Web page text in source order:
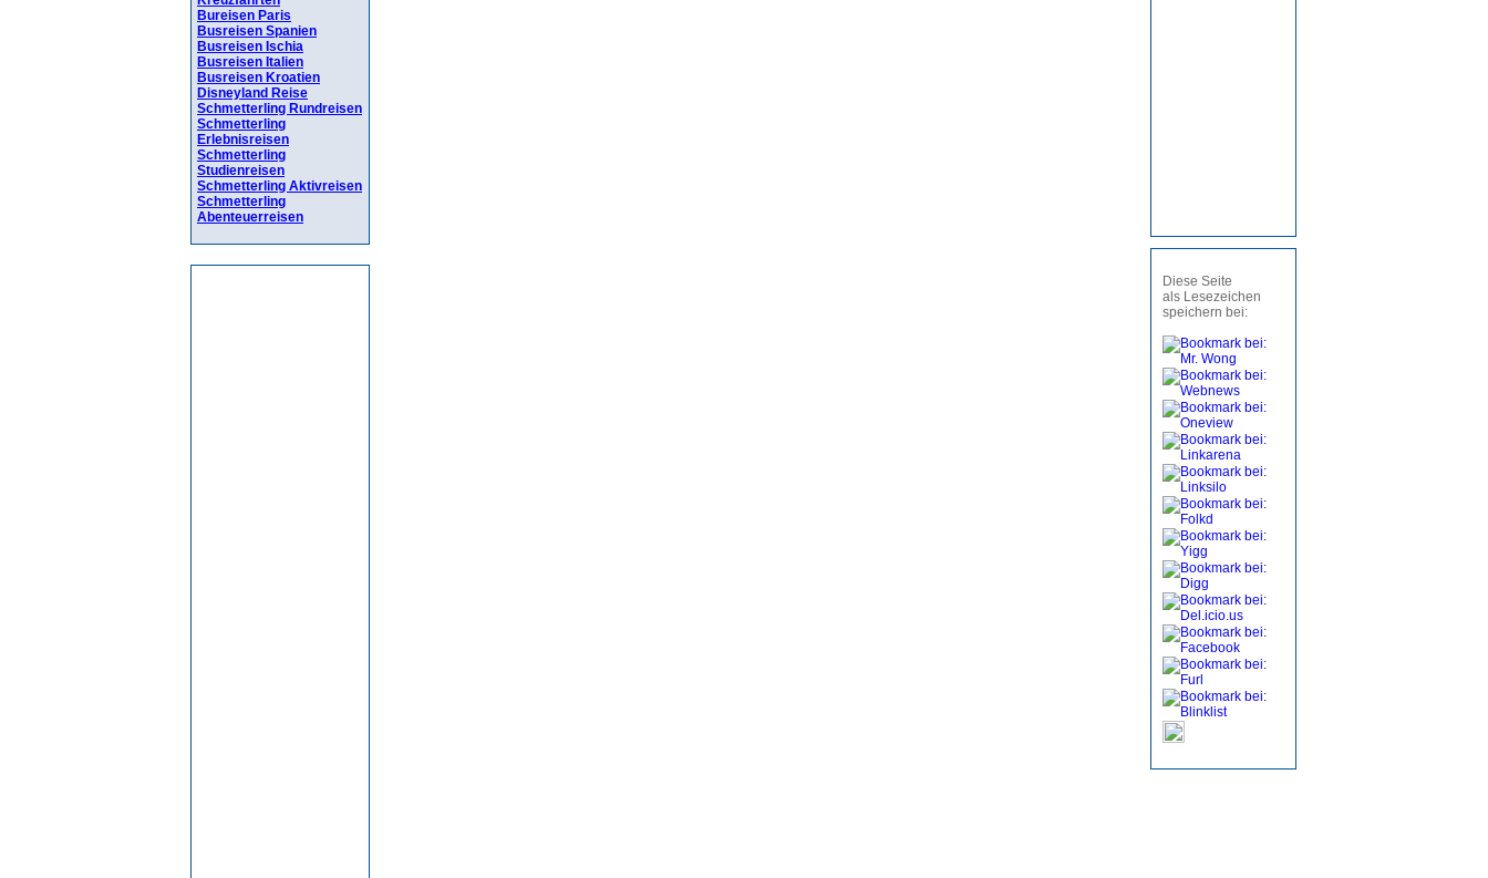
Bureisen Paris
Busreisen Spanien
Busreisen Ischia
Busreisen Italien
Busreisen Kroatien
Disneyland Reise
Schmetterling Rundreisen
Schmetterling
Erlebnisreisen
Schmetterling
Studienreisen
Schmetterling Aktivreisen
Schmetterling
Abenteuerreisen
Diese Seite
als Lesezeichen
speichern bei: